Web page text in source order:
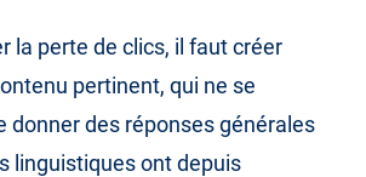
la perte de clics, il faut créer
pertinent, qui ne se
donner des réponses générales
linguistiques ont depuis